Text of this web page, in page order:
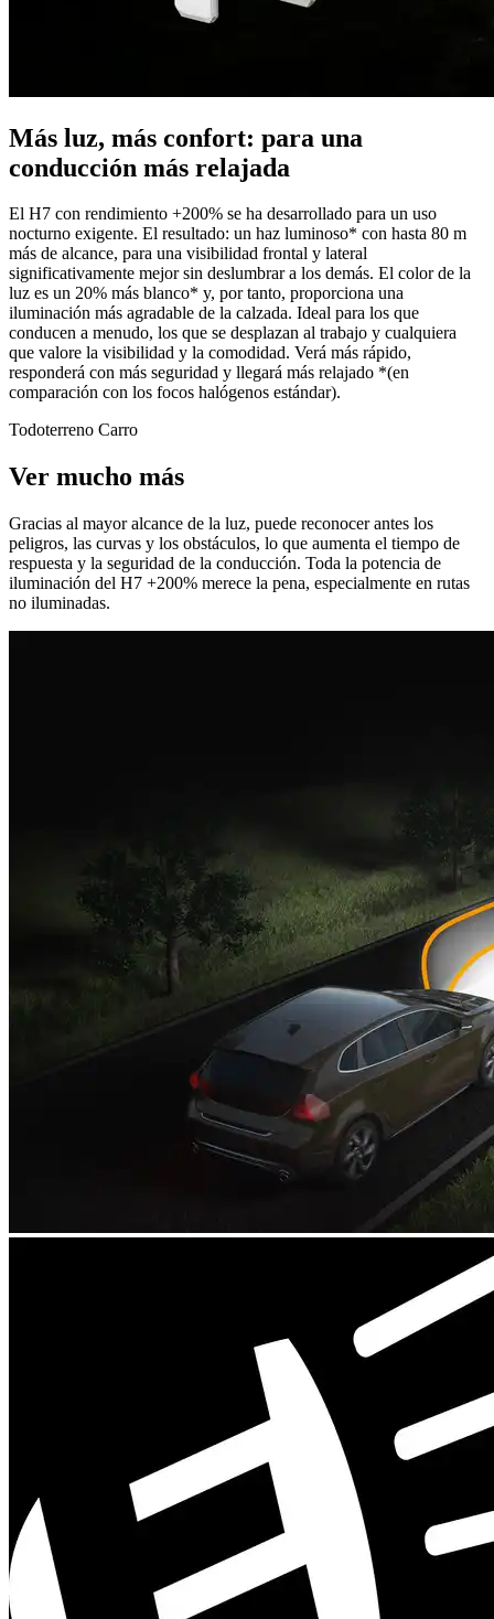
Más luz, más confort: para una
conducción más relajada
El H7 con rendimiento +200% se ha desarrollado para un uso
nocturno exigente. El resultado: un haz luminoso* con hasta 80 m
más de alcance, para una visibilidad frontal y lateral
significativamente mejor sin deslumbrar a los demás. El color de la
luz es un 20% más blanco* y, por tanto, proporciona una
iluminación más agradable de la calzada. Ideal para los que
conducen a menudo, los que se desplazan al trabajo y cualquiera
que valore la visibilidad y la comodidad. Verá más rápido,
responderá con más seguridad y llegará más relajado *(en
comparación con los focos halógenos estándar).
Todoterreno Carro
Ver mucho más
Gracias al mayor alcance de la luz, puede reconocer antes los
peligros, las curvas y los obstáculos, lo que aumenta el tiempo de
respuesta y la seguridad de la conducción. Toda la potencia de
iluminación del H7 +200% merece la pena, especialmente en rutas
no iluminadas.